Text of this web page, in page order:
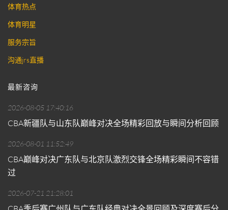
体育热点
体育明星
服务宗旨
沟通jrs直播
最新咨询
2026-08-05 17:40:16
CBA新疆队与山东队巅峰对决全场精彩回放与瞬间分析回顾
2026-08-01 11:52:49
CBA巅峰对决广东队与北京队激烈交锋全场精彩瞬间不容错
过
2026-07-21 21:28:01